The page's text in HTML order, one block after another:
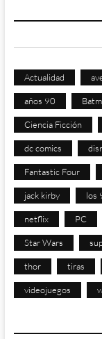
Actualidad
años 90
Ciencia Ficción
dc comics
Fantastic Four
jack kirby los
netflix PC
Star Wars
thor tiras
videojuegos